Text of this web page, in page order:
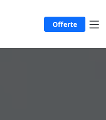
Offerte